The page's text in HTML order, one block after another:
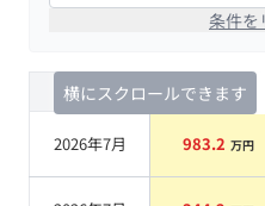
条件を
横にスクロールできます
査定時期 セルカ実績
2026年7月 983.2 万円